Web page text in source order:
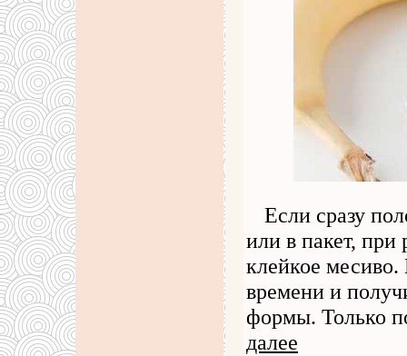
Если сразу
или в пакет, при
клейкое месиво.
времени и
формы. Только
далее